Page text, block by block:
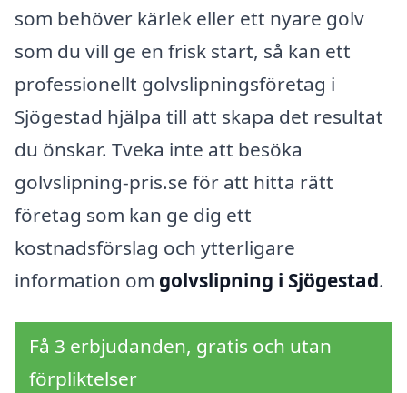
som behöver kärlek eller ett nyare golv
som du vill ge en frisk start, så kan ett
professionellt golvslipningsföretag i
Sjögestad hjälpa till att skapa det resultat
du önskar. Tveka inte att besöka
golvslipning-pris.se för att hitta rätt
företag som kan ge dig ett
kostnadsförslag och ytterligare
information om golvslipning i Sjögestad.
Få 3 erbjudanden, gratis och utan
förpliktelser